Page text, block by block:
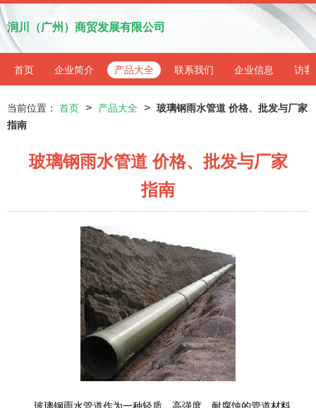
润川（广州）商贸发展有限公司
首页 企业简介 产品大全 联系我们 企业信息 访客
当前位置： 首页 > 产品大全 > 玻璃钢雨水管道 价格、批发与厂家
指南
玻璃钢雨水管道 价格、批发与厂家
指南